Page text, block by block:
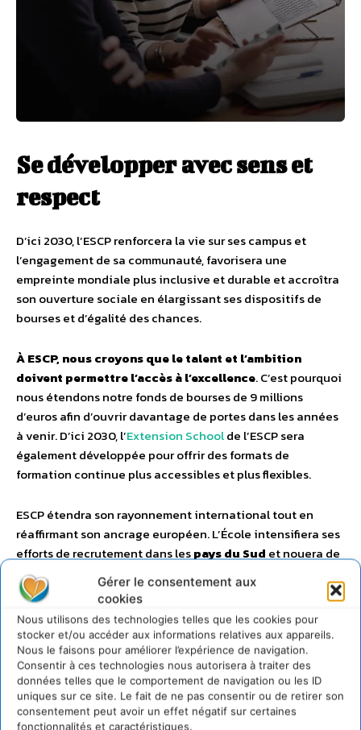
Gérer le consentement aux
cookies
Nous utilisons des technologies telles que les cookies pour
stocker et/ou accéder aux informations relatives aux appareils.
Nous le faisons pour améliorer l’expérience de navigation.
Consentir à ces technologies nous autorisera à traiter des
données telles que le comportement de navigation ou les ID
uniques sur ce site. Le fait de ne pas consentir ou de retirer son
consentement peut avoir un effet négatif sur certaines
fonctionnalités et caractéristiques.
Se développer avec sens et
respect
D’ici 2030, l’ESCP renforcera la vie sur ses campus et
l’engagement de sa communauté, favorisera une
empreinte mondiale plus inclusive et durable et accroîtra
son ouverture sociale en élargissant ses dispositifs de
bourses et d’égalité des chances.
À ESCP, nous croyons que le talent et l’ambition
doivent permettre l’accès à l’excellence. C’est pourquoi
nous étendons notre fonds de bourses de 9 millions
d’euros afin d’ouvrir davantage de portes dans les années
à venir. D’ici 2030, l’Extension Schoolde l’ESCP sera
également développée pour offrir des formats de
formation continue plus accessibles et plus flexibles.
ESCP étendra son rayonnement international tout en
réaffirmant son ancrage européen. L’École intensifiera ses
efforts de recrutement dans lespays du Sud et nouera de
nouvelles alliances académiques
de premier planen innovation et entrepreneuriat
Cette dynamique sera soutenue par un investissement de
320 millions d’euros, destiné à transformer les campus de
ESCP en écosystèmes tournés vers l’avenir.
Au cœur de cette ambition se trouve la synergie entre les